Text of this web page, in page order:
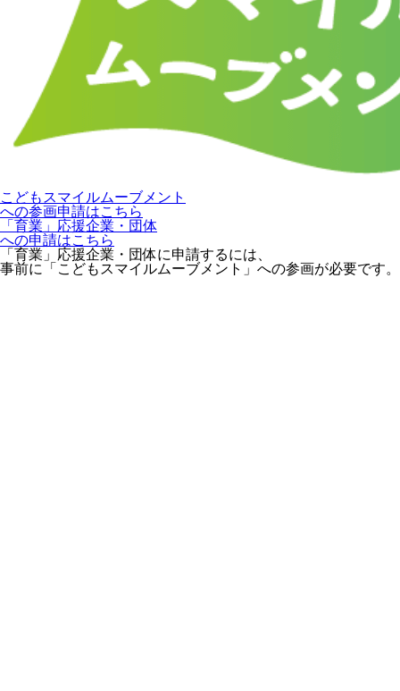
こどもスマイルムーブメント
への参画申請はこちら
「育業」応援企業・団体
への申請はこちら
「育業」応援企業・団体に申請するには、
事前に「こどもスマイルムーブメント」への参画が必要です。